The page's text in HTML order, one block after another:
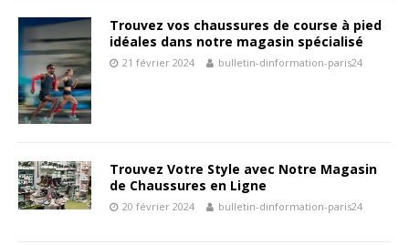
Trouvez vos chaussures de course à pied
idéales dans notre magasin spécialisé
21 février 2024 bulletin-dinformation-paris24
Trouvez Votre Style avec Notre Magasin
de Chaussures en Ligne
20 février 2024 bulletin-dinformation-paris24